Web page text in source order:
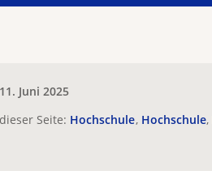
11. Juni 2025
Seite: Hochschule Hochschule